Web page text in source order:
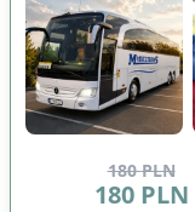
180 PLN
180 PLN